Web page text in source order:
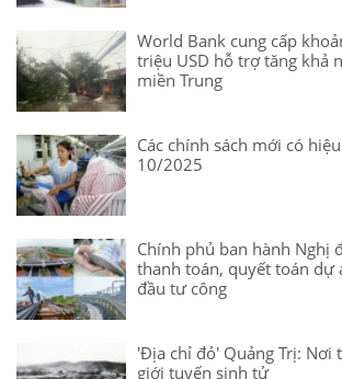
World Bank cung cấp
triệu USD hỗ trợ tăng khả
miền Trung
Các chính sách mới có
10/2025
Chính phủ ban hành Nghị
thanh toán, quyết toán dự
đầu tư công
'Địa chỉ đỏ' Quảng Trị: Nơi
giới tuyến sinh tử